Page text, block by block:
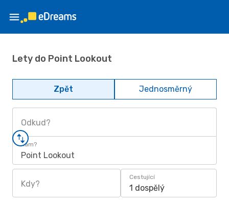
Lety do Point Lookout
Zpět Jednosměrný
Odkud?
Kam?
Point Lookout
Kdy?
Cestující
1 dospělý